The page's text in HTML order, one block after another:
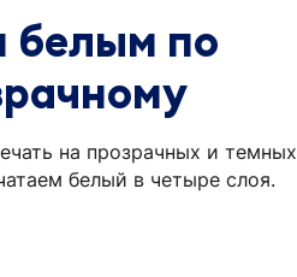
белым по
на прозрачных и темных
белый в четыре слоя.